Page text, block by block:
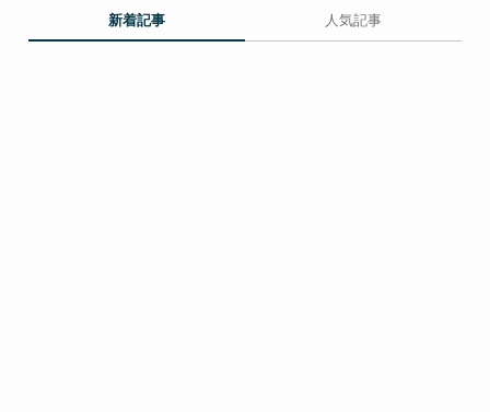
新着記事 人気記事